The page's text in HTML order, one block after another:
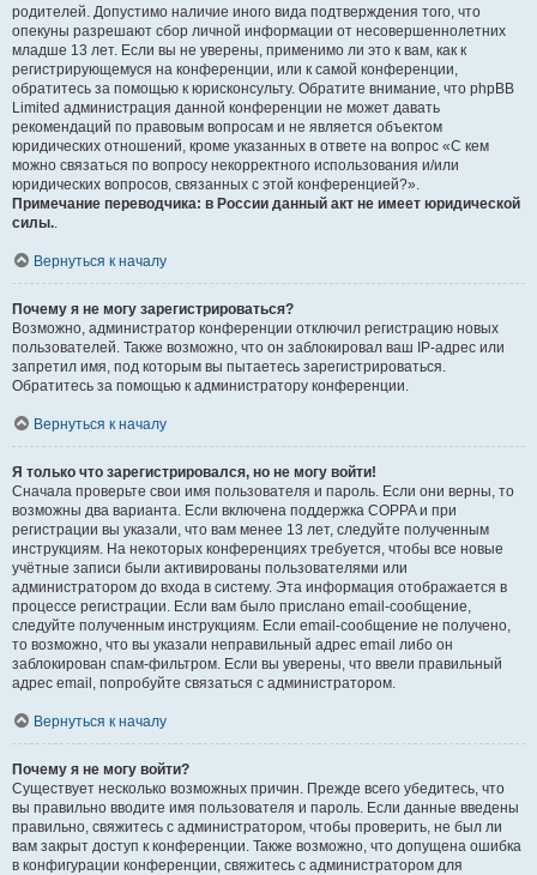
родителей. Допустимо наличие иного вида подтверждения того, что
опекуны разрешают сбор личной информации от несовершеннолетних
младше 13 лет. Если вы не уверены, применимо ли это к вам, как к
регистрирующемуся на конференции, или к самой конференции,
обратитесь за помощью к юрисконсульту. Обратите внимание, что phpBB
Limited администрация данной конференции не может давать
рекомендаций по правовым вопросам и не является объектом
юридических отношений, кроме указанных в ответе на вопрос «С кем
можно связаться по вопросу некорректного использования и/или
юридических вопросов, связанных с этой конференцией?».
Примечание переводчика: в России данный акт не имеет юридической
силы..
Вернуться к началу
Почему я не могу зарегистрироваться?
Возможно, администратор конференции отключил регистрацию новых
пользователей. Также возможно, что он заблокировал ваш IP-адрес или
запретил имя, под которым вы пытаетесь зарегистрироваться.
Обратитесь за помощью к администратору конференции.
Вернуться к началу
Я только что зарегистрировался, но не могу войти!
Сначала проверьте свои имя пользователя и пароль. Если они верны, то
возможны два варианта. Если включена поддержка COPPA и при
регистрации вы указали, что вам менее 13 лет, следуйте полученным
инструкциям. На некоторых конференциях требуется, чтобы все новые
учётные записи были активированы пользователями или
администратором до входа в систему. Эта информация отображается в
процессе регистрации. Если вам было прислано email-сообщение,
следуйте полученным инструкциям. Если email-сообщение не получено,
то возможно, что вы указали неправильный адрес email либо он
заблокирован спам-фильтром. Если вы уверены, что ввели правильный
адрес email, попробуйте связаться с администратором.
Вернуться к началу
Почему я не могу войти?
Существует несколько возможных причин. Прежде всего убедитесь, что
вы правильно вводите имя пользователя и пароль. Если данные введены
правильно, свяжитесь с администратором, чтобы проверить, не был ли
вам закрыт доступ к конференции. Также возможно, что допущена ошибка
в конфигурации конференции, свяжитесь с администратором для